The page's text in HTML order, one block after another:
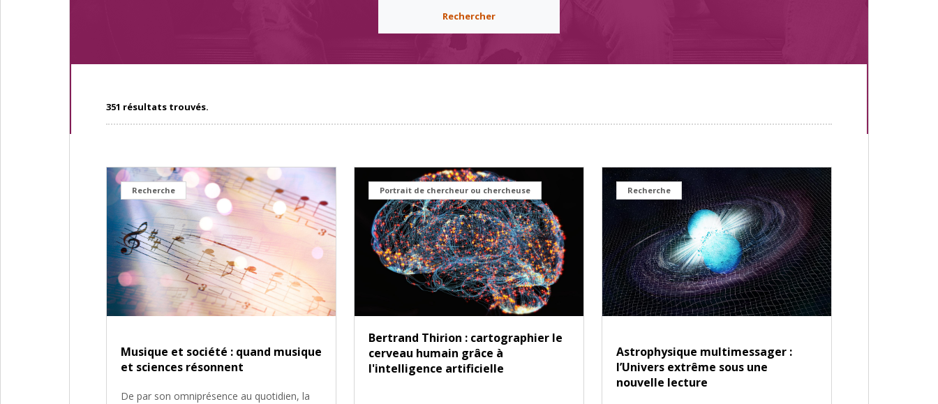
Rechercher
351 résultats trouvés.
Recherche
Musique et société : quand musique
et sciences résonnent
De par son omniprésence au quotidien, la
Portrait de chercheur ou chercheuse
Bertrand Thirion : cartographier le
cerveau humain grâce à
l'intelligence artificielle
Recherche
Astrophysique multimessager :
l’Univers extrême sous une
nouvelle lecture